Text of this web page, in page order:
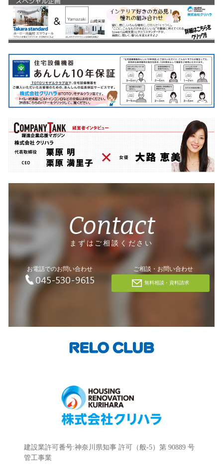
Contact
まずはご相談ください
お電話でのお問い合わせ
045-530-9615
ご相談・お問い合わせ
無料相談・資料請求
建設業許可番号:神奈川県知事 許可（般-5）第 90889 号
管工事業